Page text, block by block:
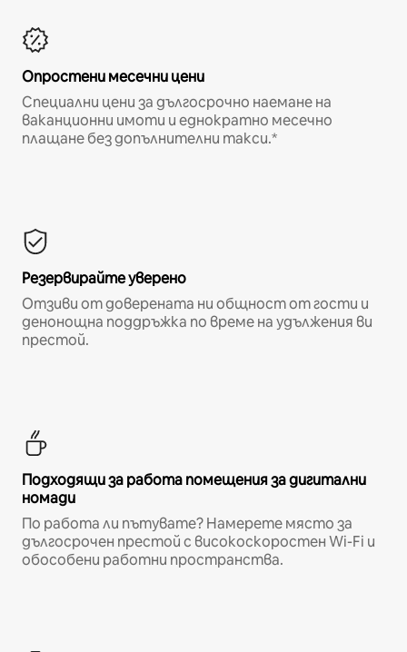
Опростени месечни цени
Специални цени за дългосрочно наемане на
ваканционни имоти и еднократно месечно
плащане без допълнителни такси.*
Резервирайте уверено
Отзиви от доверената ни общност от гости и
денонощна поддръжка по време на удължения ви
престой.
Подходящи за работа помещения за дигитални
номади
По работа ли пътувате? Намерете място за
дългосрочен престой с високоскоростен Wi-Fi и
обособени работни пространства.